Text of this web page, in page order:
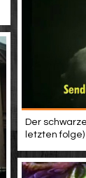
Der
letzten folge)